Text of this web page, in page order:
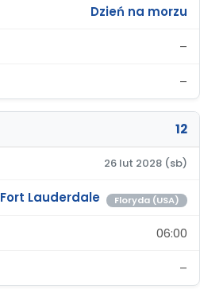
Dzień na morzu
–
–
12
26 lut 2028 (sb)
Fort Lauderdale Floryda (USA)
06:00
–